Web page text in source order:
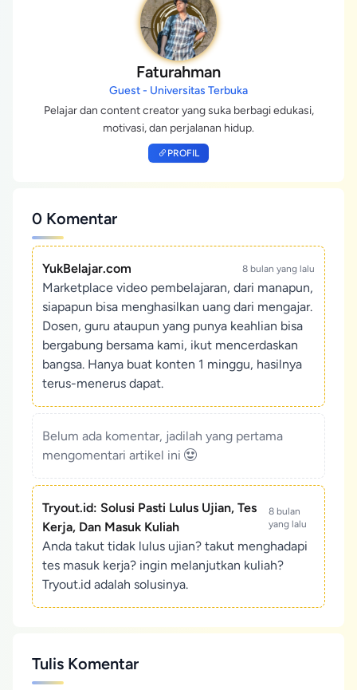
Faturahman
Guest - Universitas Terbuka
Pelajar dan content creator yang suka berbagi edukasi,
motivasi, dan perjalanan hidup.
PROFIL
0 Komentar
YukBelajar.com 8 bulan yang lalu
Marketplace video pembelajaran, dari manapun,
siapapun bisa menghasilkan uang dari mengajar.
Dosen, guru ataupun yang punya keahlian bisa
bergabung bersama kami, ikut mencerdaskan
bangsa. Hanya buat konten 1 minggu, hasilnya
terus-menerus dapat.
Belum ada komentar, jadilah yang pertama
mengomentari artikel ini
Tryout.id: Solusi Pasti Lulus Ujian, Tes
Kerja, Dan Masuk Kuliah
8 bulan
yang lalu
Anda takut tidak lulus ujian? takut menghadapi
tes masuk kerja? ingin melanjutkan kuliah?
Tryout.id adalah solusinya.
Tulis Komentar